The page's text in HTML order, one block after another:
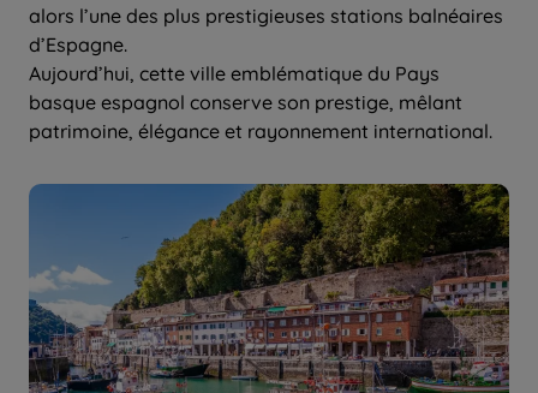
alors l’une des plus prestigieuses stations balnéaires
d’Espagne.
Aujourd’hui, cette ville emblématique du Pays
basque espagnol conserve son prestige, mêlant
patrimoine, élégance et rayonnement international.